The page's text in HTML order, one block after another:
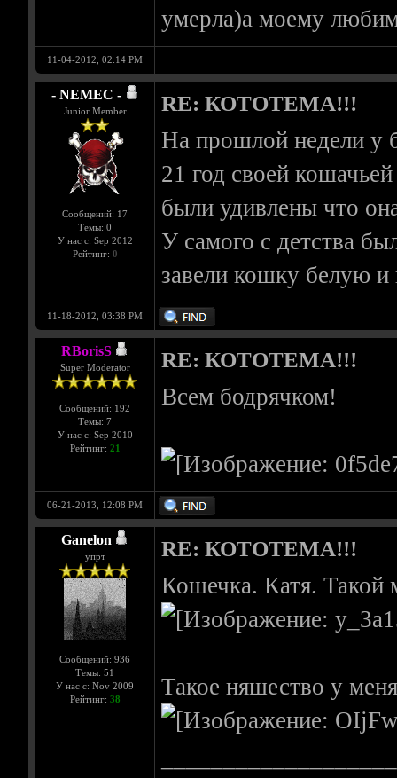
умерла)а моему
11-04-2012, 02:14 PM
- NEMEC -
Junior Member
Сообщений: 17
Темы: 0
У нас с: Sep 2012
Рейтинг: 0
RE: КОТОТЕМА!!!
На прошлой недели у
21 год своей
были удивлены что
У самого с детства
завели кошку белую
11-18-2012, 03:38 PM
RBorisS
Super Moderator
Сообщений: 192
Темы: 7
У нас с: Sep 2010
Рейтинг: 21
RE: КОТОТЕМА!!!
Всем бодрячком!
06-21-2013, 12:08 PM
Ganelon
упрт
Сообщений: 936
Темы: 51
У нас с: Nov 2009
Рейтинг: 38
RE: КОТОТЕМА!!!
Кошечка. Катя.
Такое няшество у